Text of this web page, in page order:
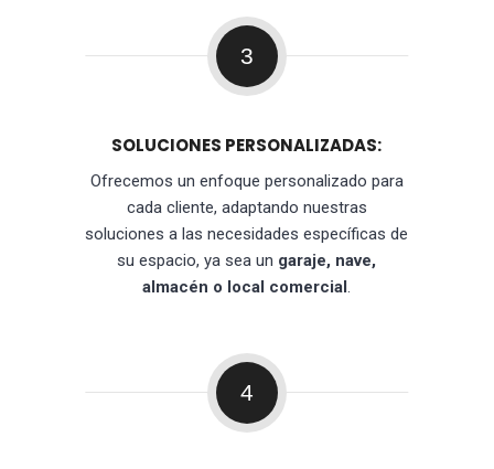
3
SOLUCIONES PERSONALIZADAS:
Ofrecemos un enfoque personalizado para
cada cliente, adaptando nuestras
soluciones a las necesidades específicas de
su espacio, ya sea un garaje, nave,
almacén o local comercial.
4